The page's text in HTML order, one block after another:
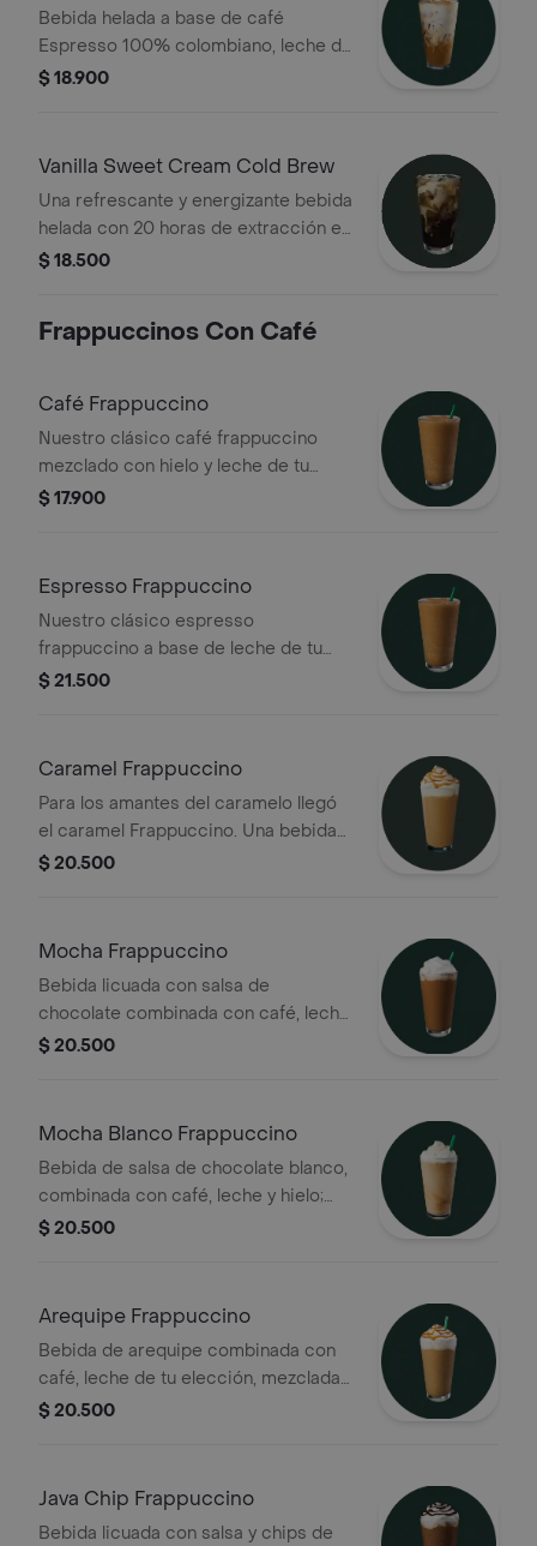
Helado
Bebida helada a base de café
Espresso 100% colombiano, leche de
tu elección, hielo, y salsa de Mocha
$ 18.900
Vanilla Sweet Cream Cold Brew
Una refrescante y energizante bebida
helada con 20 horas de extracción en
frío de su café 70% Colombia-Nariño
$ 18.500
Frappuccinos Con Café
Café Frappuccino
Nuestro clásico café frappuccino
mezclado con hielo y leche de tu
elección. (No incluye crema batida)
$ 17.900
Espresso Frappuccino
Nuestro clásico espresso
frappuccino a base de leche de tu
elección y shots de espresso
$ 21.500
Caramel Frappuccino
Para los amantes del caramelo llegó
el caramel Frappuccino. Una bebida
licuada a base de caramelo, café y
$ 20.500
Mocha Frappuccino
Bebida licuada con salsa de
chocolate combinada con café, leche
y hielo; cubierta con crema batida
$ 20.500
Mocha Blanco Frappuccino
Bebida de salsa de chocolate blanco,
combinada con café, leche y hielo;
cubierta con crema batida
$ 20.500
Arequipe Frappuccino
Bebida de arequipe combinada con
café, leche de tu elección, mezclada
con hielo, cubierta con crema batida
$ 20.500
Java Chip Frappuccino
Bebida licuada con salsa y chips de